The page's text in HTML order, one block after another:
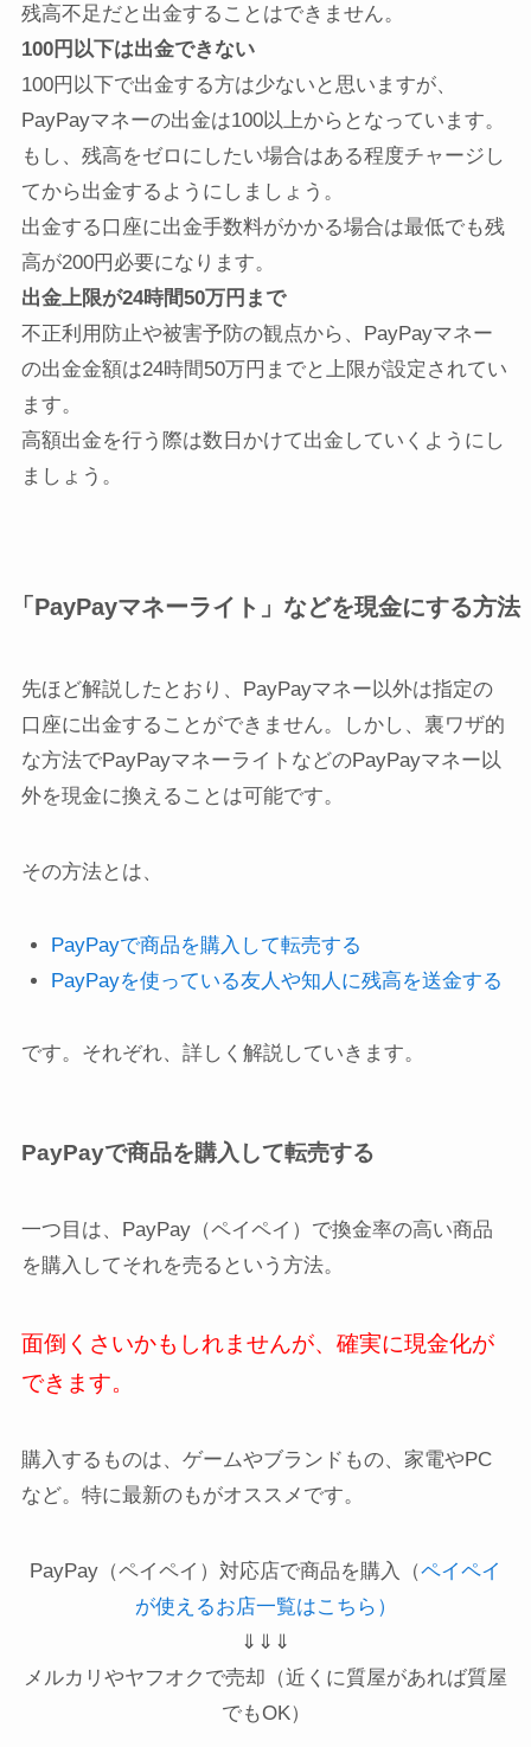
残高不足だと出金することはできません。
100円以下は出金できない
100円以下で出金する方は少ないと思いますが、
PayPayマネーの出金は100以上からとなっています。
もし、残高をゼロにしたい場合はある程度チャージし
てから出金するようにしましょう。
出金する口座に出金手数料がかかる場合は最低でも残
高が200円必要になります。
出金上限が24時間50万円まで
不正利用防止や被害予防の観点から、PayPayマネー
の出金金額は24時間50万円までと上限が設定されてい
ます。
高額出金を行う際は数日かけて出金していくようにし
ましょう。
「PayPayマネーライト」などを現金にする方法
先ほど解説したとおり、PayPayマネー以外は指定の
口座に出金することができません。しかし、裏ワザ的
な方法でPayPayマネーライトなどのPayPayマネー以
外を現金に換えることは可能です。
その方法とは、
PayPayで商品を購入して転売する
PayPayを使っている友人や知人に残高を送金する
です。それぞれ、詳しく解説していきます。
PayPayで商品を購入して転売する
一つ目は、PayPay（ペイペイ）で換金率の高い商品
を購入してそれを売るという方法。
面倒くさいかもしれませんが、確実に現金化が
できます。
購入するものは、ゲームやブランドもの、家電やPC
など。特に最新のもがオススメです。
PayPay（ペイペイ）対応店で商品を購入（ペイペイ
が使えるお店一覧はこちら）
⇓⇓⇓
メルカリやヤフオクで売却（近くに質屋があれば質屋
でもOK）